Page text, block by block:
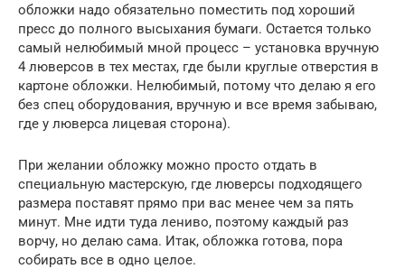
обложки надо обязательно поместить под хороший
пресс до полного высыхания бумаги. Остается только
самый нелюбимый мной процесс – установка вручную
4 люверсов в тех местах, где были круглые отверстия в
картоне обложки. Нелюбимый, потому что делаю я его
без спец оборудования, вручную и все время забываю,
где у люверса лицевая сторона).
При желании обложку можно просто отдать в
специальную мастерскую, где люверсы подходящего
размера поставят прямо при вас менее чем за пять
минут. Мне идти туда лениво, поэтому каждый раз
ворчу, но делаю сама. Итак, обложка готова, пора
собирать все в одно целое.